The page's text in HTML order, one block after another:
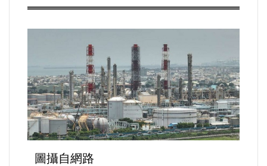
運動/體育/休閒/育樂
寵物/動保
婦女/孩童圖攝自網路